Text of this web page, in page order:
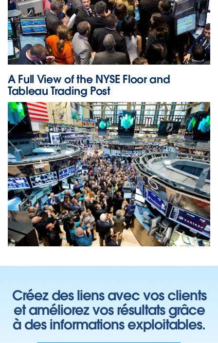
A Full View of the NYSE Floor and
Tableau Trading Post
Créez des liens avec vos clients
et améliorez vos résultats grâce
à des informations exploitables.